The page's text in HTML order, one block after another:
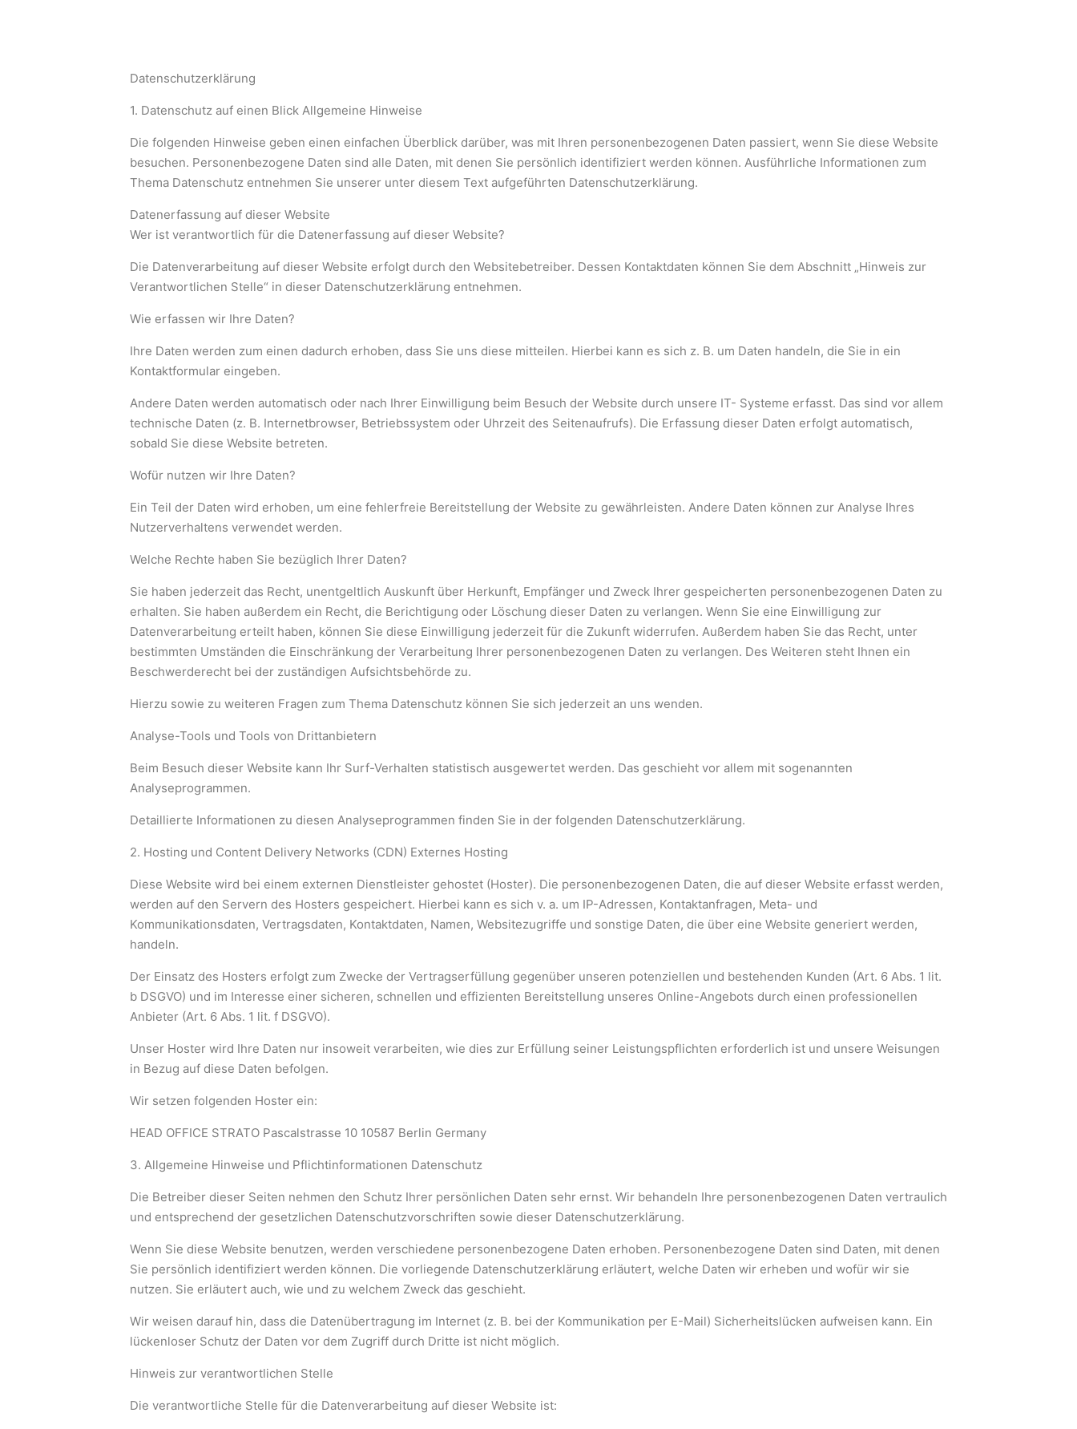
Datenschutzerklärung
1. Datenschutz auf einen Blick Allgemeine Hinweise
Die folgenden Hinweise geben einen einfachen Überblick darüber, was mit Ihren personenbezogenen Daten passiert, wenn Sie diese Website
besuchen. Personenbezogene Daten sind alle Daten, mit denen Sie persönlich identifiziert werden können. Ausführliche Informationen zum
Thema Datenschutz entnehmen Sie unserer unter diesem Text aufgeführten Datenschutzerklärung.
Datenerfassung auf dieser Website
Wer ist verantwortlich für die Datenerfassung auf dieser Website?
Die Datenverarbeitung auf dieser Website erfolgt durch den Websitebetreiber. Dessen Kontaktdaten können Sie dem Abschnitt „Hinweis zur
Verantwortlichen Stelle“ in dieser Datenschutzerklärung entnehmen.
Wie erfassen wir Ihre Daten?
Ihre Daten werden zum einen dadurch erhoben, dass Sie uns diese mitteilen. Hierbei kann es sich z. B. um Daten handeln, die Sie in ein
Kontaktformular eingeben.
Andere Daten werden automatisch oder nach Ihrer Einwilligung beim Besuch der Website durch unsere IT- Systeme erfasst. Das sind vor allem
technische Daten (z. B. Internetbrowser, Betriebssystem oder Uhrzeit des Seitenaufrufs). Die Erfassung dieser Daten erfolgt automatisch,
sobald Sie diese Website betreten.
Wofür nutzen wir Ihre Daten?
Ein Teil der Daten wird erhoben, um eine fehlerfreie Bereitstellung der Website zu gewährleisten. Andere Daten können zur Analyse Ihres
Nutzerverhaltens verwendet werden.
Welche Rechte haben Sie bezüglich Ihrer Daten?
Sie haben jederzeit das Recht, unentgeltlich Auskunft über Herkunft, Empfänger und Zweck Ihrer gespeicherten personenbezogenen Daten zu
erhalten. Sie haben außerdem ein Recht, die Berichtigung oder Löschung dieser Daten zu verlangen. Wenn Sie eine Einwilligung zur
Datenverarbeitung erteilt haben, können Sie diese Einwilligung jederzeit für die Zukunft widerrufen. Außerdem haben Sie das Recht, unter
bestimmten Umständen die Einschränkung der Verarbeitung Ihrer personenbezogenen Daten zu verlangen. Des Weiteren steht Ihnen ein
Beschwerderecht bei der zuständigen Aufsichtsbehörde zu.
Hierzu sowie zu weiteren Fragen zum Thema Datenschutz können Sie sich jederzeit an uns wenden.
Analyse-Tools und Tools von Drittanbietern
Beim Besuch dieser Website kann Ihr Surf-Verhalten statistisch ausgewertet werden. Das geschieht vor allem mit sogenannten
Analyseprogrammen.
Detaillierte Informationen zu diesen Analyseprogrammen finden Sie in der folgenden Datenschutzerklärung.
2. Hosting und Content Delivery Networks (CDN) Externes Hosting
Diese Website wird bei einem externen Dienstleister gehostet (Hoster). Die personenbezogenen Daten, die auf dieser Website erfasst werden,
werden auf den Servern des Hosters gespeichert. Hierbei kann es sich v. a. um IP-Adressen, Kontaktanfragen, Meta- und
Kommunikationsdaten, Vertragsdaten, Kontaktdaten, Namen, Websitezugriffe und sonstige Daten, die über eine Website generiert werden,
handeln.
Der Einsatz des Hosters erfolgt zum Zwecke der Vertragserfüllung gegenüber unseren potenziellen und bestehenden Kunden (Art. 6 Abs. 1 lit.
b DSGVO) und im Interesse einer sicheren, schnellen und effizienten Bereitstellung unseres Online-Angebots durch einen professionellen
Anbieter (Art. 6 Abs. 1 lit. f DSGVO).
Unser Hoster wird Ihre Daten nur insoweit verarbeiten, wie dies zur Erfüllung seiner Leistungspflichten erforderlich ist und unsere Weisungen
in Bezug auf diese Daten befolgen.
Wir setzen folgenden Hoster ein:
HEAD OFFICE STRATO Pascalstrasse 10 10587 Berlin Germany
3. Allgemeine Hinweise und Pflichtinformationen Datenschutz
Die Betreiber dieser Seiten nehmen den Schutz Ihrer persönlichen Daten sehr ernst. Wir behandeln Ihre personenbezogenen Daten vertraulich
und entsprechend der gesetzlichen Datenschutzvorschriften sowie dieser Datenschutzerklärung.
Wenn Sie diese Website benutzen, werden verschiedene personenbezogene Daten erhoben. Personenbezogene Daten sind Daten, mit denen
Sie persönlich identifiziert werden können. Die vorliegende Datenschutzerklärung erläutert, welche Daten wir erheben und wofür wir sie
nutzen. Sie erläutert auch, wie und zu welchem Zweck das geschieht.
Wir weisen darauf hin, dass die Datenübertragung im Internet (z. B. bei der Kommunikation per E-Mail) Sicherheitslücken aufweisen kann. Ein
lückenloser Schutz der Daten vor dem Zugriff durch Dritte ist nicht möglich.
Hinweis zur verantwortlichen Stelle
Die verantwortliche Stelle für die Datenverarbeitung auf dieser Website ist: